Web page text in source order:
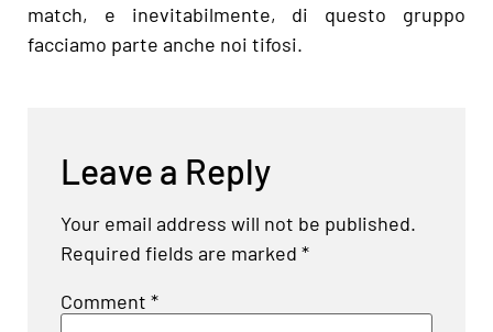
match, e inevitabilmente, di questo gruppo
facciamo parte anche noi tifosi.
Leave a Reply
Your email address will not be published.
Required fields are marked *
Comment *